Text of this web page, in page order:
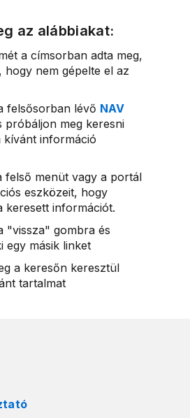
az alábbiakat:
a címsorban adta meg,
hogy nem gépelte el az
felsősorban lévő NAV
próbáljon meg keresni
kívánt információ
felső menüt vagy a portál
eszközeit, hogy
keresett információt.
"vissza" gombra és
egy másik linket
a keresőn keresztül
tartalmat